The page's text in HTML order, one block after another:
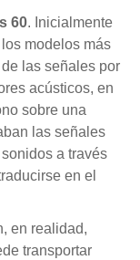
60. Inicialmente
modelos más
las señales por
acústicos, en
sobre una
las señales
a través
en el
en realidad,
transportar